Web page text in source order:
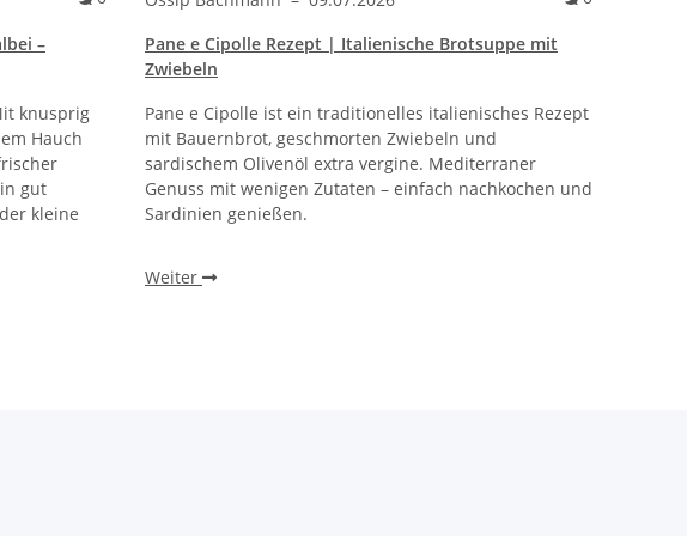
–
knusprig
Hauch
gut
kleine
Pane e Cipolle Rezept | Italienische Brotsuppe mit
Zwiebeln
Pane e Cipolle ist ein traditionelles italienisches Rezept
mit Bauernbrot, geschmorten Zwiebeln und
sardischem Olivenöl extra vergine. Mediterraner
Genuss mit wenigen Zutaten – einfach nachkochen und
Sardinien genießen.
Weiter